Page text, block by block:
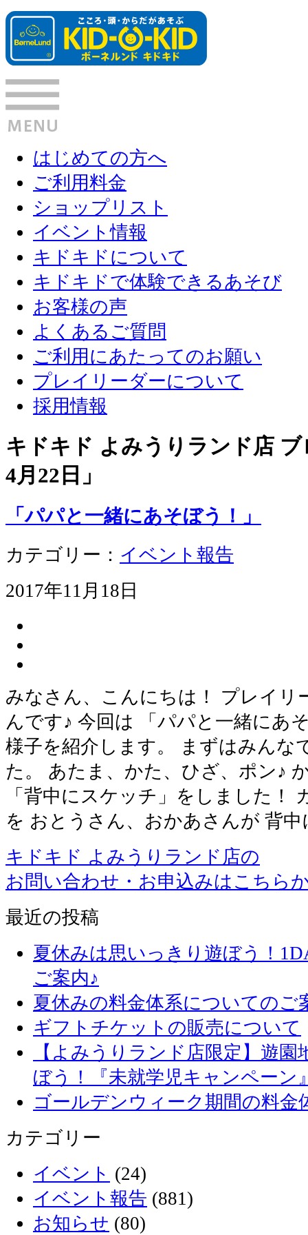
はじめての方へ
ご利用料金
ショップリスト
イベント情報
キドキドについて
キドキドで体験できるあそび
お客様の声
よくあるご質問
ご利用にあたってのお願い
プレイリーダーについて
採用情報
キドキド よみうりランド店
4月22日 」
「パパと一緒にあそぼう！」
カテゴリー： イベント報告
2017年11月18日
みなさん、こんにちは！ プレイリ
んです♪ 今回は 「パパと一緒にあ
様子を紹介します。 まずはみんな
た。 あたま、かた、ひざ、ポン♪
「背中にスケッチ」をしました！
を おとうさん、おかあさんが 背
キドキド よみうりランド店の
お問い合わせ・お申込みはこちら
最近の投稿
夏休みは思いっきり遊ぼう！
ご案内♪
夏休みの料金体系についてのご
ギフトチケットの販売について
【よみうりランド店限定】遊
ぼう！『未就学児キャンペーン
ゴールデンウィーク期間の料金
カテゴリー
イベント (24)
イベント報告 (881)
お知らせ (80)